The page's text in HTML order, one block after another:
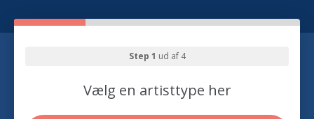
Step 1 ud af 4
Vælg en artisttype her